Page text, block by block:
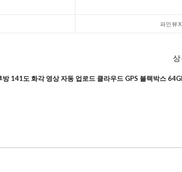
파인뷰
141도 화각 영상 자동 업로드 클라우드 GPS 블랙박스